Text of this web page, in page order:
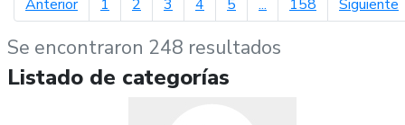
Anterior 1 2 3 4 5 ... 158 Siguiente
Se encontraron 248 resultados
Listado de categorías